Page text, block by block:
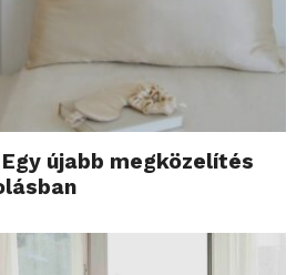
újabb megközelítés